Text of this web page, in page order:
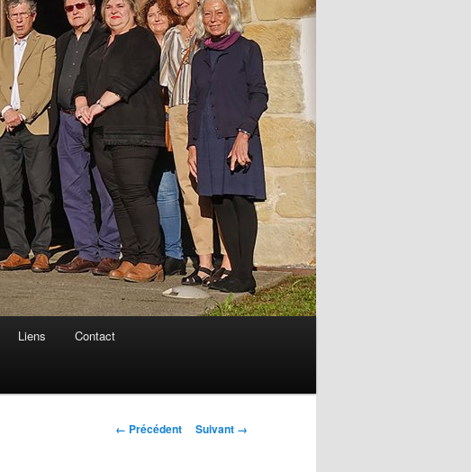
Liens Contact
Navigation
← Précédent Suivant →